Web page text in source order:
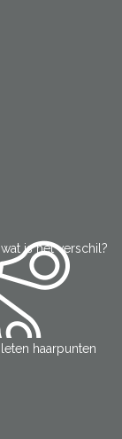
is het verschil?
haarpunten